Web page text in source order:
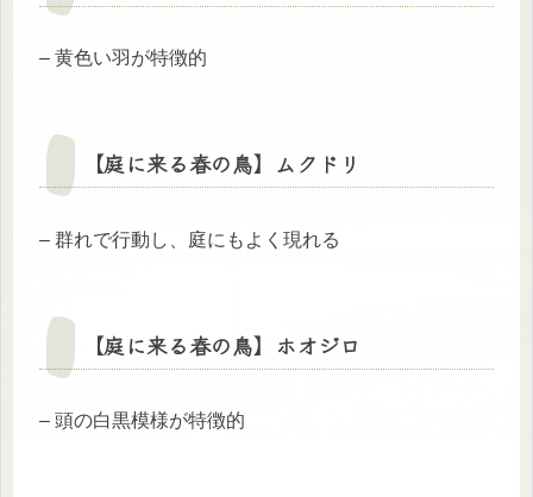
– 黄色い羽が特徴的
【庭に来る春の鳥】 ムクドリ
– 群れで行動し、庭にもよく現れる
【庭に来る春の鳥】 ホオジロ
– 頭の白黒模様が特徴的